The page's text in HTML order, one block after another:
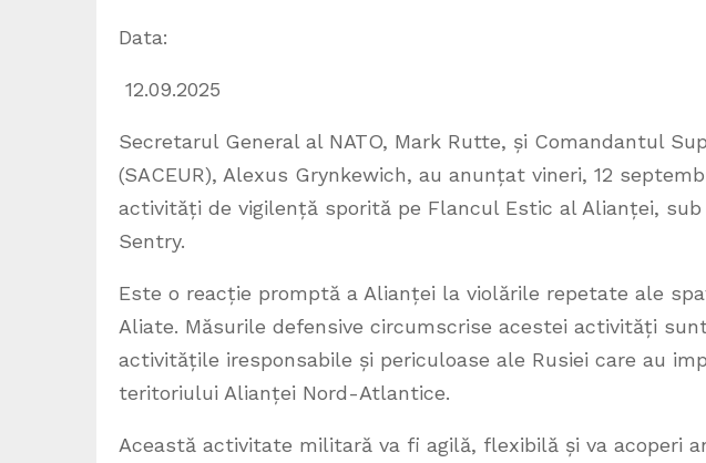
Data:
12.09.2025
Secretarul General al NATO, Mark Rutte, și Comandantul
(SACEUR), Alexus Grynkewich, au anunțat vineri, 12
activități de vigilență sporită pe Flancul Estic al Alianței, sub
Sentry.
Este o reacție promptă a Alianței la violările repetate ale
Aliate. Măsurile defensive circumscrise acestei activități
activitățile iresponsabile și periculoase ale Rusiei care au
teritoriului Alianței Nord-Atlantice.
Această activitate militară va fi agilă, flexibilă și va acoperi